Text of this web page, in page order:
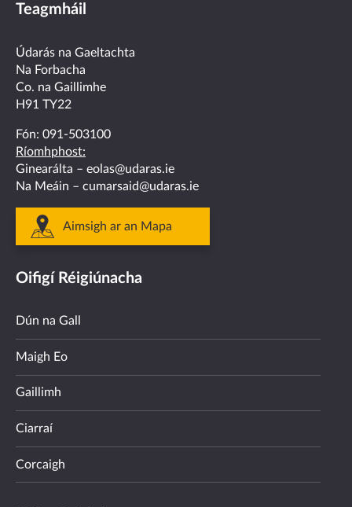
on
facebook
on
twitterlinkedin
Teagmháil
Údarás na Gaeltachta
Na Forbacha
Co. na Gaillimhe
H91 TY22
Fón: 091-503100
Ríomhphost:
Ginearálta – eolas@udaras.ie
Na Meáin – cumarsaid@udaras.ie
Aimsigh ar an Mapa
Oifigí Réigiúnacha
Dún na Gall
Maigh Eo
Gaillimh
Ciarraí
Corcaigh